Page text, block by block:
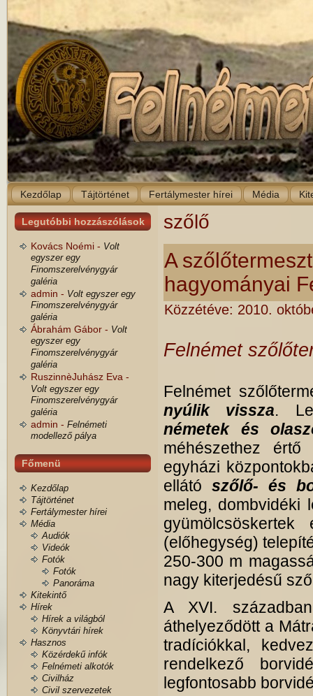
Kezdőlap Tájtörténet Fertálymester hírei Média
Legutóbbi hozzászólások
Kovács Noémi - Volt
egyszer egy
Finomszerelvénygyár
galéria
admin - Volt egyszer egy
Finomszerelvénygyár
galéria
Ábrahám Gábor - Volt
egyszer egy
Finomszerelvénygyár
galéria
RuszinnèJuhász Eva -
Volt egyszer egy
Finomszerelvénygyár
galéria
admin - Felnémeti
modellező pálya
Főmenü
Kezdőlap
Tájtörténet
Fertálymester hírei
Média
Audiók
Videók
Fotók
Fotók
Panoráma
Kitekintő
Hírek
Hírek a világból
Könyvtári hírek
Hasznos
Közérdekű infók
Felnémeti alkotók
Civilház
Civil szervezetek
szőlő
A
hagyományai
Közzétéve: 2010.
Felnémet
Felnémet
nyúlik vissza.
németek és
méhészethez
egyházi
ellátó szőlő- és
meleg, dombvidéki
(előhegység)
250-300 m
nagy kiterjedésű
A XVI.
áthelyeződött a
tradíciókkal,
rendelkező
legfontosabb